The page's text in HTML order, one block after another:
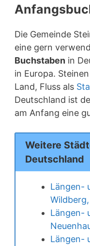
Die Gemeinde
eine gern
Buchstaben in
in Europa.
Land, Fluss als
Deutschland ist
am Anfang eine
Weitere
Deutschland
Längen-
Längen-
Längen-